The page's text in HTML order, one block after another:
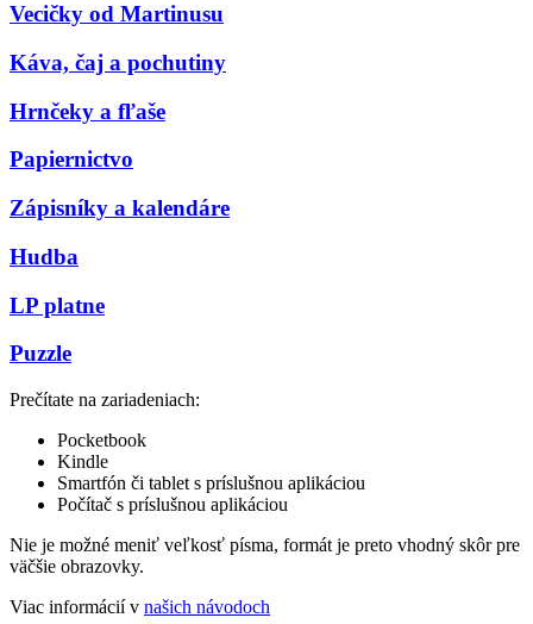
Vecičky od Martinusu
Káva, čaj a pochutiny
Hrnčeky a fľaše
Papiernictvo
Zápisníky a kalendáre
Hudba
LP platne
Puzzle
Prečítate na zariadeniach:
Pocketbook
Kindle
Smartfón či tablet s príslušnou aplikáciou
Počítač s príslušnou aplikáciou
Nie je možné meniť veľkosť písma, formát je preto vhodný skôr pre
väčšie obrazovky.
Viac informácií v našich návodoch